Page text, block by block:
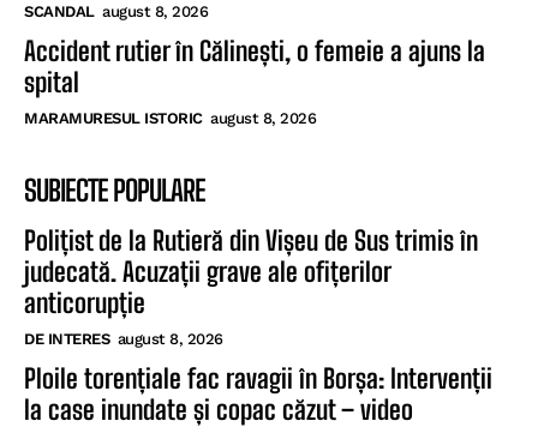
SCANDAL august 8, 2026
Accident rutier în Călinești, o femeie a ajuns la
spital
MARAMURESUL ISTORIC august 8, 2026
SUBIECTE POPULARE
Polițist de la Rutieră din Vișeu de Sus trimis în
judecată. Acuzații grave ale ofițerilor
anticorupție
DE INTERES august 8, 2026
Ploile torențiale fac ravagii în Borșa: Intervenții
la case inundate și copac căzut – video